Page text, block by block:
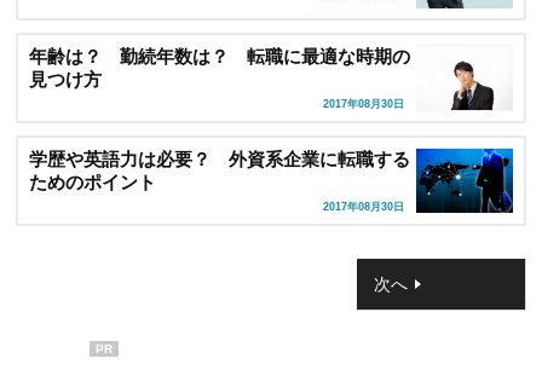
年齢は？ 勤続年数は？ 転職に最適な時期の
見つけ方
2017年08月30日
学歴や英語力は必要？ 外資系企業に転職する
ためのポイント
2017年08月30日
次へ
PR